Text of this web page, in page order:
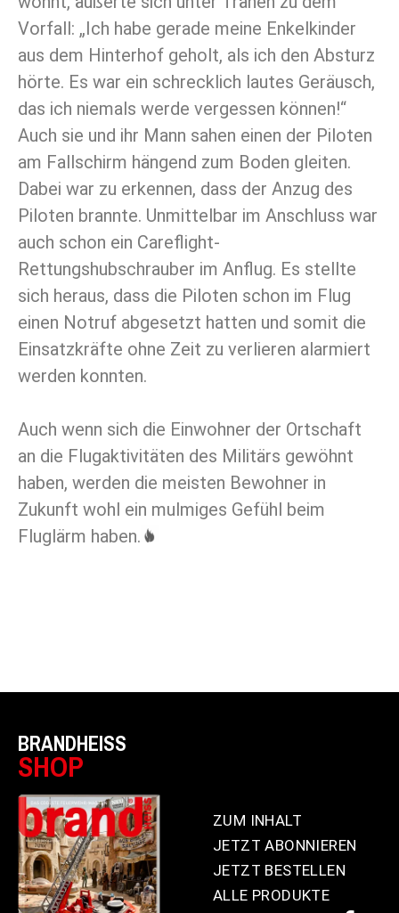
Vorfall: „Ich habe gerade meine Enkelkinder
aus dem Hinterhof geholt, als ich den Absturz
hörte. Es war ein schrecklich lautes Geräusch,
das ich niemals werde vergessen können!“
Auch sie und ihr Mann sahen einen der Piloten
am Fallschirm hängend zum Boden gleiten.
Dabei war zu erkennen, dass der Anzug des
Piloten brannte. Unmittelbar im Anschluss war
auch schon ein Careflight-
Rettungshubschrauber im Anflug. Es stellte
sich heraus, dass die Piloten schon im Flug
einen Notruf abgesetzt hatten und somit die
Einsatzkräfte ohne Zeit zu verlieren alarmiert
werden konnten.
Auch wenn sich die Einwohner der Ortschaft
an die Flugaktivitäten des Militärs gewöhnt
haben, werden die meisten Bewohner in
Zukunft wohl ein mulmiges Gefühl beim
Fluglärm haben.
BRANDHEISS
SHOP
ZUM INHALT
JETZT ABONNIEREN
JETZT BESTELLEN
ALLE PRODUKTE